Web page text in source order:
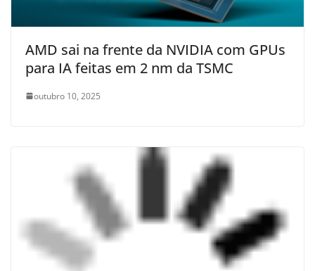
AMD sai na frente da NVIDIA com GPUs
para IA feitas em 2 nm da TSMC
outubro 10, 2025